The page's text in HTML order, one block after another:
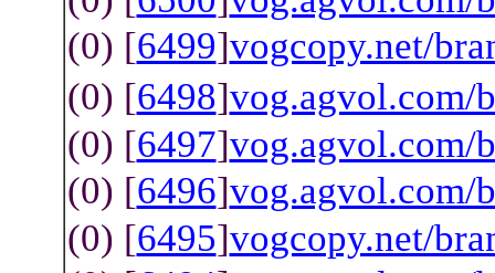
(0) [6499]vogcopy.net/
(0) [6498]vog.agvol.com/
(0) [6497]vog.agvol.com/
(0) [6496]vog.agvol.com/
(0) [6495]vogcopy.net/